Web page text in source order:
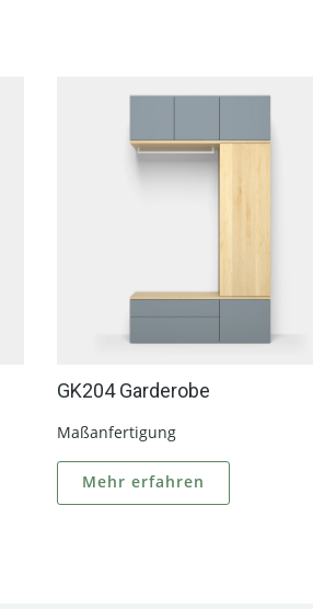
GK204 Garderobe
Maßanfertigung
Mehr erfahren